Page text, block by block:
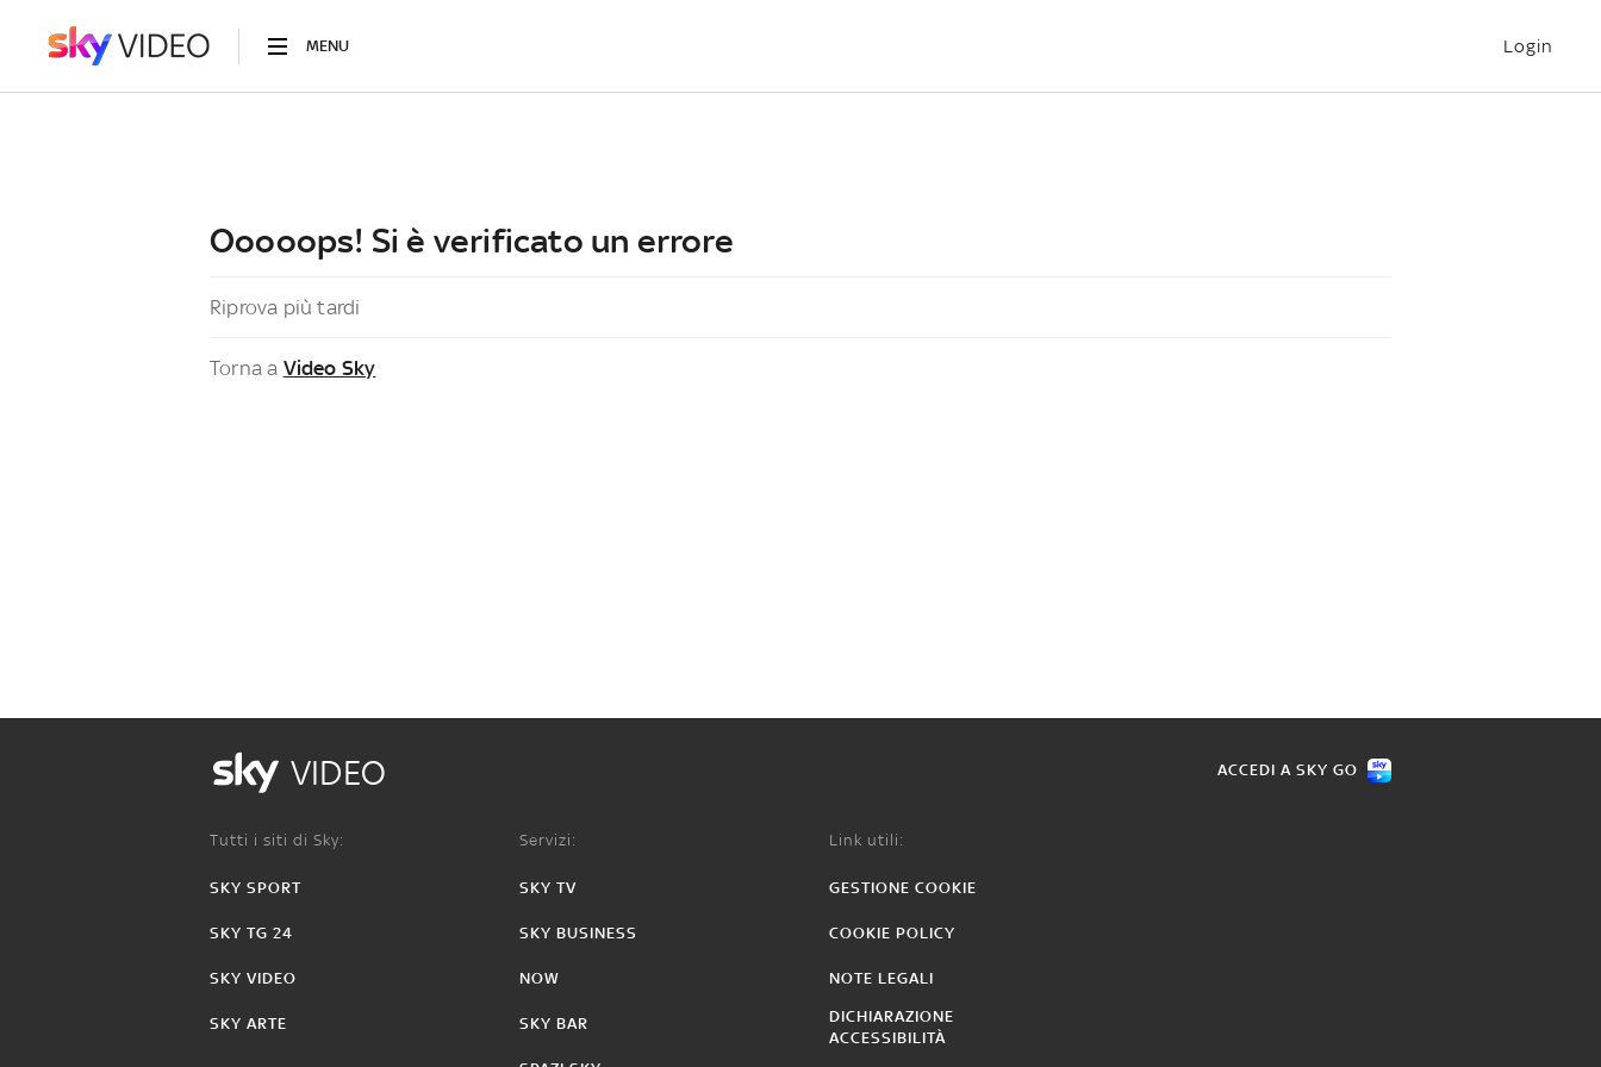
MENU Login
Ooooops! Si è verificato un errore
Riprova più tardi
Torna a Video Sky
VIDEO ACCEDI A SKY GO
Tutti i siti di Sky:
SKY SPORT
SKY TG 24
SKY VIDEO
SKY ARTE
Servizi:
SKY TV
SKY BUSINESS
NOW
SKY BAR
Link utili:
GESTIONE COOKIE
COOKIE POLICY
NOTE LEGALI
DICHIARAZIONE
ACCESSIBILITÀ